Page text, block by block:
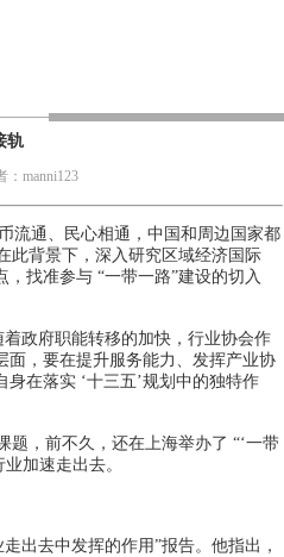
轨
manni123
流通、民心相通，中国和周边国家都
此背景下，深入研究区域经济国际
找准参与 “一带一路”建设的切入
政府职能转移的加快，行业协会作
面，要在提升服务能力、发挥产业协
在落实 ‘十三五’规划中的独特作
，前不久，还在上海举办了 “‘一带
加速走出去。
去中发挥的作用”报告。他指出，